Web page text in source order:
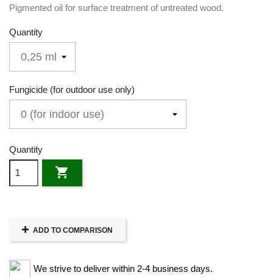
Pigmented oil for surface treatment of untreated wood.
Quantity
Fungicide (for outdoor use only)
Quantity

ADD TO COMPARISON
We strive to deliver within 2-4 business days.